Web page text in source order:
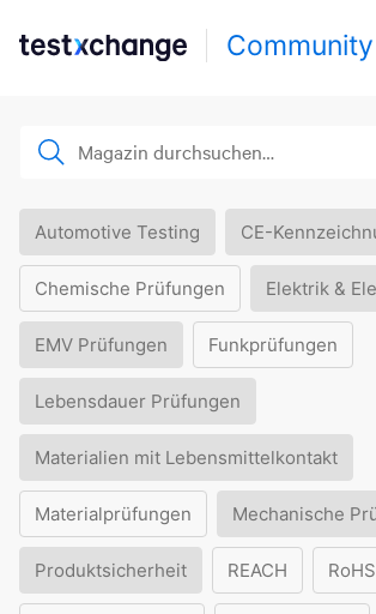
Community
Automotive Testing CE-
Chemische Prüfungen Elektrik &
EMV Prüfungen Funkprüfungen
Lebensdauer Prüfungen
Materialien mit Lebensmittelkontakt
Materialprüfungen Mechanische
Produktsicherheit REACH RoHS